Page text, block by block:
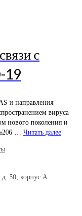
с
19
и направления
вируса
нового поколения и
… Читать далее
50, корпус А